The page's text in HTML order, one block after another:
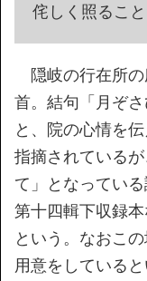
侘しく照ること
隠岐の行在所の
首。結句「月ぞ
と、院の心情を
指摘されている
て」となってい
第十四輯下収録
という。なおこ
用意をしている